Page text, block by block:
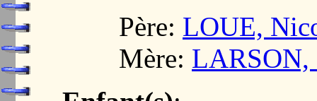
Père: LOUE,
Mère: LARSON,